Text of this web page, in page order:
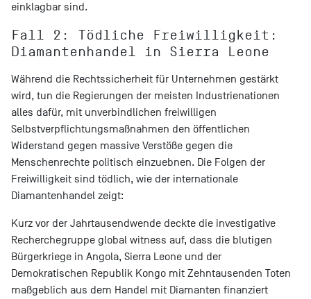
einklagbar sind.
Fall 2: Tödliche Freiwilligkeit:
Diamantenhandel in Sierra Leone
Während die Rechtssicherheit für Unternehmen gestärkt
wird, tun die Regierungen der meisten Industrienationen
alles dafür, mit unverbindlichen freiwilligen
Selbstverpflichtungsmaßnahmen den öffentlichen
Widerstand gegen massive Verstöße gegen die
Menschenrechte politisch einzuebnen. Die Folgen der
Freiwilligkeit sind tödlich, wie der internationale
Diamantenhandel zeigt:
Kurz vor der Jahrtausendwende deckte die investigative
Recherchegruppe global witness auf, dass die blutigen
Bürgerkriege in Angola, Sierra Leone und der
Demokratischen Republik Kongo mit Zehntausenden Toten
maßgeblich aus dem Handel mit Diamanten finanziert